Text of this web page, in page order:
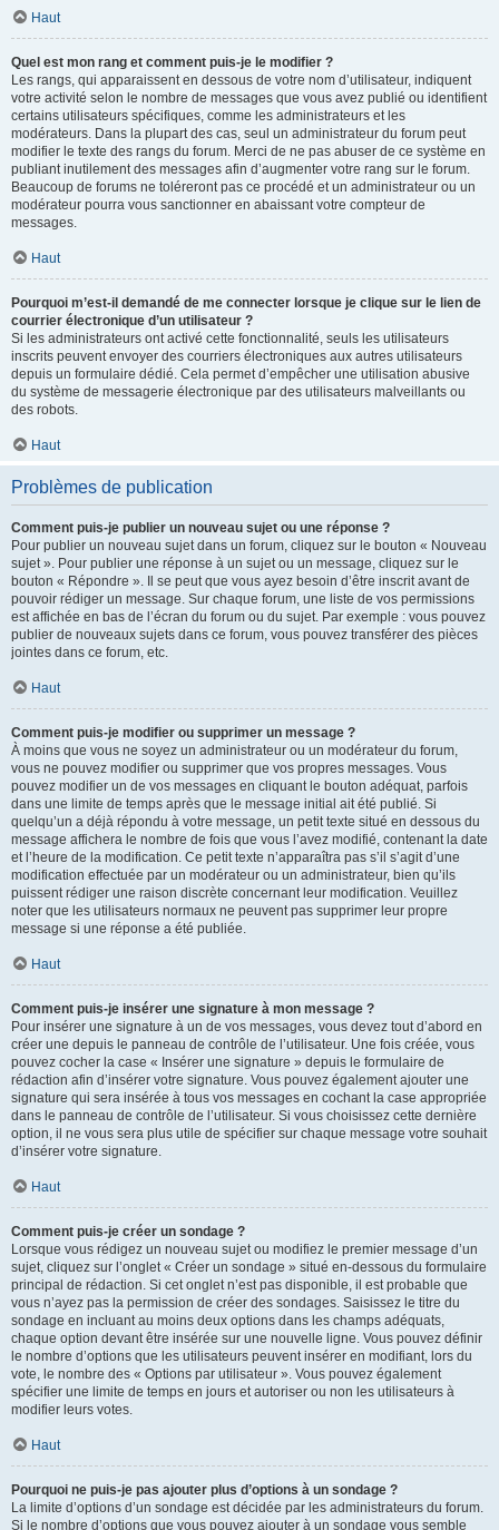
Haut
Quel est mon rang et comment puis-je le modifier ?
Les rangs, qui apparaissent en dessous de votre nom d’utilisateur, indiquent
votre activité selon le nombre de messages que vous avez publié ou identifient
certains utilisateurs spécifiques, comme les administrateurs et les
modérateurs. Dans la plupart des cas, seul un administrateur du forum peut
modifier le texte des rangs du forum. Merci de ne pas abuser de ce système en
publiant inutilement des messages afin d’augmenter votre rang sur le forum.
Beaucoup de forums ne toléreront pas ce procédé et un administrateur ou un
modérateur pourra vous sanctionner en abaissant votre compteur de
messages.
Haut
Pourquoi m’est-il demandé de me connecter lorsque je clique sur le lien de
courrier électronique d’un utilisateur ?
Si les administrateurs ont activé cette fonctionnalité, seuls les utilisateurs
inscrits peuvent envoyer des courriers électroniques aux autres utilisateurs
depuis un formulaire dédié. Cela permet d’empêcher une utilisation abusive
du système de messagerie électronique par des utilisateurs malveillants ou
des robots.
Haut
Problèmes de publication
Comment puis-je publier un nouveau sujet ou une réponse ?
Pour publier un nouveau sujet dans un forum, cliquez sur le bouton « Nouveau
sujet ». Pour publier une réponse à un sujet ou un message, cliquez sur le
bouton « Répondre ». Il se peut que vous ayez besoin d’être inscrit avant de
pouvoir rédiger un message. Sur chaque forum, une liste de vos permissions
est affichée en bas de l’écran du forum ou du sujet. Par exemple : vous pouvez
publier de nouveaux sujets dans ce forum, vous pouvez transférer des pièces
jointes dans ce forum, etc.
Haut
Comment puis-je modifier ou supprimer un message ?
À moins que vous ne soyez un administrateur ou un modérateur du forum,
vous ne pouvez modifier ou supprimer que vos propres messages. Vous
pouvez modifier un de vos messages en cliquant le bouton adéquat, parfois
dans une limite de temps après que le message initial ait été publié. Si
quelqu’un a déjà répondu à votre message, un petit texte situé en dessous du
message affichera le nombre de fois que vous l’avez modifié, contenant la date
et l’heure de la modification. Ce petit texte n’apparaîtra pas s’il s’agit d’une
modification effectuée par un modérateur ou un administrateur, bien qu’ils
puissent rédiger une raison discrète concernant leur modification. Veuillez
noter que les utilisateurs normaux ne peuvent pas supprimer leur propre
message si une réponse a été publiée.
Haut
Comment puis-je insérer une signature à mon message ?
Pour insérer une signature à un de vos messages, vous devez tout d’abord en
créer une depuis le panneau de contrôle de l’utilisateur. Une fois créée, vous
pouvez cocher la case « Insérer une signature » depuis le formulaire de
rédaction afin d’insérer votre signature. Vous pouvez également ajouter une
signature qui sera insérée à tous vos messages en cochant la case appropriée
dans le panneau de contrôle de l’utilisateur. Si vous choisissez cette dernière
option, il ne vous sera plus utile de spécifier sur chaque message votre souhait
d’insérer votre signature.
Haut
Comment puis-je créer un sondage ?
Lorsque vous rédigez un nouveau sujet ou modifiez le premier message d’un
sujet, cliquez sur l’onglet « Créer un sondage » situé en-dessous du formulaire
principal de rédaction. Si cet onglet n’est pas disponible, il est probable que
vous n’ayez pas la permission de créer des sondages. Saisissez le titre du
sondage en incluant au moins deux options dans les champs adéquats,
chaque option devant être insérée sur une nouvelle ligne. Vous pouvez définir
le nombre d’options que les utilisateurs peuvent insérer en modifiant, lors du
vote, le nombre des « Options par utilisateur ». Vous pouvez également
spécifier une limite de temps en jours et autoriser ou non les utilisateurs à
modifier leurs votes.
Haut
Pourquoi ne puis-je pas ajouter plus d’options à un sondage ?
La limite d’options d’un sondage est décidée par les administrateurs du forum.
Si le nombre d’options que vous pouvez ajouter à un sondage vous semble